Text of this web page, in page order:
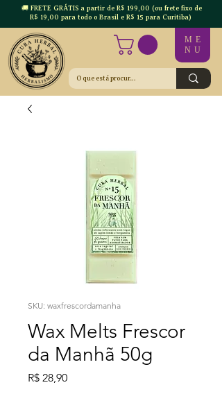
🚚 FRETE GRÁTIS a partir de R$ 199,00 (ou frete fixo de
R$ 19,00 para todo o Brasil e R$ 15 para Curitiba)
ME
NU
SKU: waxfrescordamanha
Wax Melts Frescor
da Manhã 50g
R$ 28,90Preço